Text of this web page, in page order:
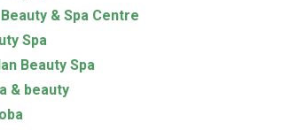
& Spa Centre
Spa
Beauty Spa
& beauty